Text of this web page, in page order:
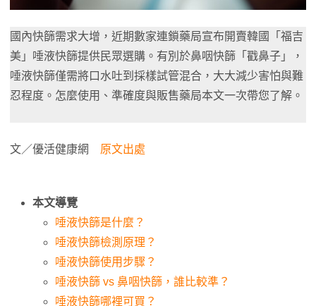
國內快篩需求大增，近期數家連鎖藥局宣布開賣韓國「福吉
美」唾液快篩提供民眾選購。有別於鼻咽快篩「戳鼻子」，
唾液快篩僅需將口水吐到採樣試管混合，大大減少害怕與難
忍程度。怎麼使用、準確度與販售藥局本文一次帶您了解。
文／優活健康網 原文出處
本文導覽
唾液快篩是什麼？
唾液快篩檢測原理？
唾液快篩使用步驟？
唾液快篩 vs 鼻咽快篩，誰比較準？
唾液快篩哪裡可買？